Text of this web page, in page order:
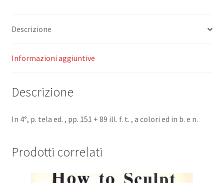
Descrizione
Informazioni aggiuntive
Descrizione
In 4°, p. tela ed. , pp. 151 + 89 ill. f. t. , a colori ed in b. e n.
Prodotti correlati